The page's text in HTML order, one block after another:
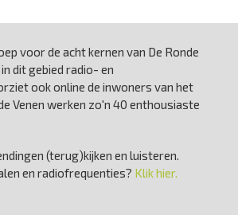
voor de acht kernen van De Ronde
dit gebied radio- en
ook online de inwoners van het
Venen werken zo'n 40 enthousiaste
(terug)kijken en luisteren.
en radiofrequenties? Klik hier.